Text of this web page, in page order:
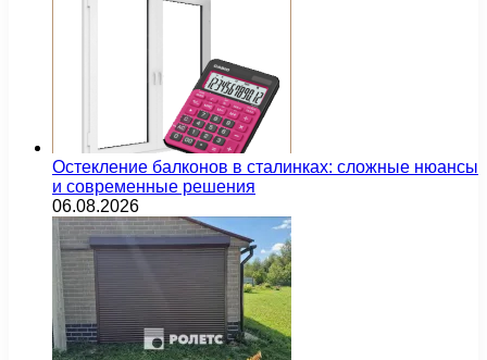
Остекление балконов в сталинках: сложные нюансы
и современные решения
06.08.2026